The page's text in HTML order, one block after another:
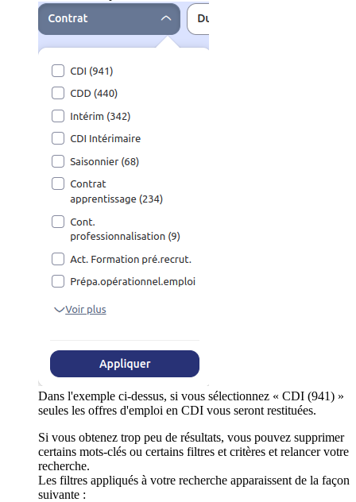
Dans l'exemple ci-dessus, si vous sélectionnez « CDI (941) »
seules les offres d'emploi en CDI vous seront restituées.
Si vous obtenez trop peu de résultats, vous pouvez supprimer
certains mots-clés ou certains filtres et critères et relancer votre
recherche.
Les filtres appliqués à votre recherche apparaissent de la façon
suivante :